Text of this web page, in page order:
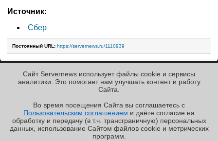
✖
Источник:
Сбер
Постоянный URL: https://servernews.ru/1110939
« Назад к ленте
РЕКЛАМА • ООО «ЛАБОРАТОРИЯ ЧИСЛИТЕЛЬ»
Copyright ©2010-2026
Servernews.Пользовательское
соглашение
Сайт Servernews использует файлы cookie и сервисы
аналитики. Это помогает нам улучшать контент и работу
Cайта.
Во время посещения Cайта вы соглашаетесь с
Пользовательским соглашением и даёте согласие на
обработку и передачу (в т.ч. трансграничную) персональных
данных, использование Cайтом файлов cookie и метрических
программ.